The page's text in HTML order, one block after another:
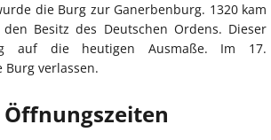
die Burg zur Ganerbenburg. 1320 kam
Besitz des Deutschen Ordens. Dieser
auf die heutigen Ausmaße. Im 17.
verlassen.